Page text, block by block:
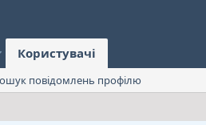
Користувачі
повідомлень профілю